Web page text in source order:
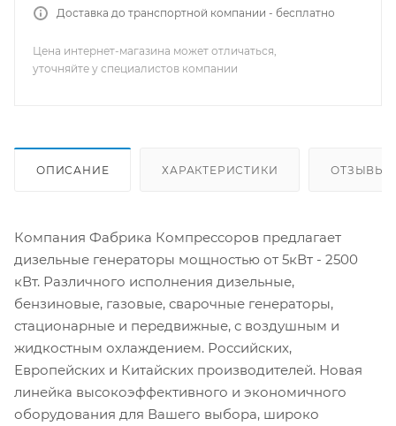
Доставка до транспортной компании - бесплатно
Цена интернет-магазина может отличаться,
уточняйте у специалистов компании
ОПИСАНИЕ ХАРАКТЕРИСТИКИ ОТЗЫВЫ
Компания Фабрика Компрессоров предлагает
дизельные генераторы мощностью от 5кВт - 2500
кВт. Различного исполнения дизельные,
бензиновые, газовые, сварочные генераторы,
стационарные и передвижные, с воздушным и
жидкостным охлаждением. Российских,
Европейских и Китайских производителей. Новая
линейка высокоэффективного и экономичного
оборудования для Вашего выбора, широко